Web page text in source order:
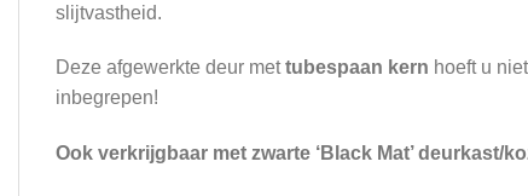
slijtvastheid.
Deze afgewerkte deur mettubespaan kern hoeft u
inbegrepen!
Ook verkrijgbaar met zwarte ‘Black Mat’ deurkast/